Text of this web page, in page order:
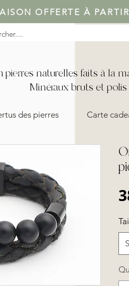
OFFERTE À
pierres naturelles faits à la
Minéraux bruts et polis
des pierres Carte